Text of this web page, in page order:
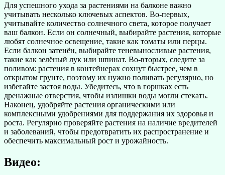
Для успешного ухода за растениями на балконе важно
учитывать несколько ключевых аспектов. Во-первых,
учитывайте количество солнечного света, которое получает
ваш балкон. Если он солнечный, выбирайте растения, которые
любят солнечное освещение, такие как томаты или перцы.
Если балкон затенён, выбирайте теневыносливые растения,
такие как зелёный лук или шпинат. Во-вторых, следите за
поливом: растения в контейнерах сохнут быстрее, чем в
открытом грунте, поэтому их нужно поливать регулярно, но
избегайте застоя воды. Убедитесь, что в горшках есть
дренажные отверстия, чтобы излишки воды могли стекать.
Наконец, удобряйте растения органическими или
комплексными удобрениями для поддержания их здоровья и
роста. Регулярно проверяйте растения на наличие вредителей
и заболеваний, чтобы предотвратить их распространение и
обеспечить максимальный рост и урожайность.
Видео: